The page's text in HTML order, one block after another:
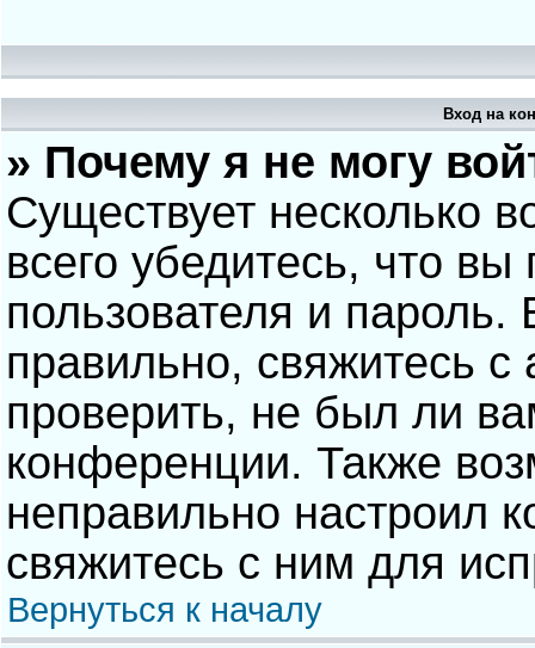
Вход на
» Почему я не могу
Существует несколько
всего убедитесь, что
пользователя и
правильно, свяжитесь
проверить, не был ли
конференции. Также
неправильно настроил
свяжитесь с ним для
Вернуться к началу